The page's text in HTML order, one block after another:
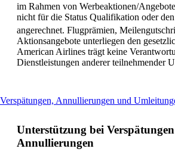
im Rahmen von Werbeaktionen/
nicht für die Status Qualifikation oder
angerechnet. Flugprämien,
Aktionsangebote unterliegen den
American Airlines trägt keine
Dienstleistungen anderer teilnehmender
Verspätungen, Annullierungen und
Unterstützung bei
Annullierungen